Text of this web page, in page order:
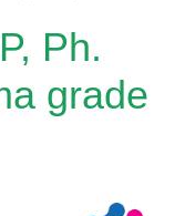
Ph.
grade